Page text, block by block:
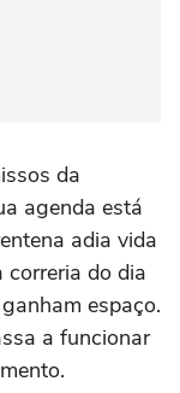
da
agenda está
adia vida
do dia
espaço.
a funcionar